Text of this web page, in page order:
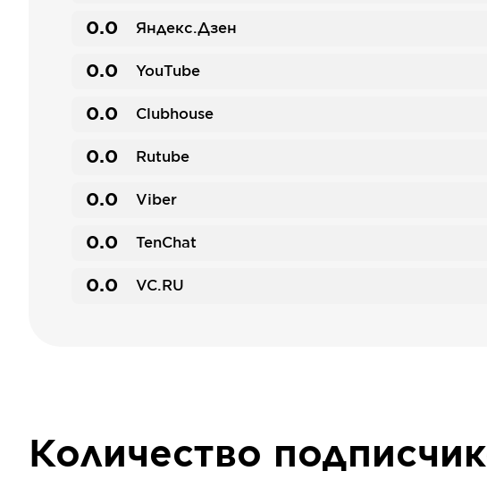
0.0 Яндекс.Дзен
0.0 YouTube
0.0 Clubhouse
0.0 Rutube
0.0 Viber
0.0 TenChat
0.0 VC.RU
Количество